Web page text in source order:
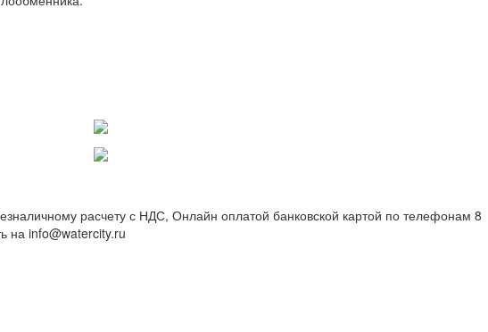
расчету с НДС, Онлайн оплатой банковской картой по телефонам 8
на info@watercity.ru